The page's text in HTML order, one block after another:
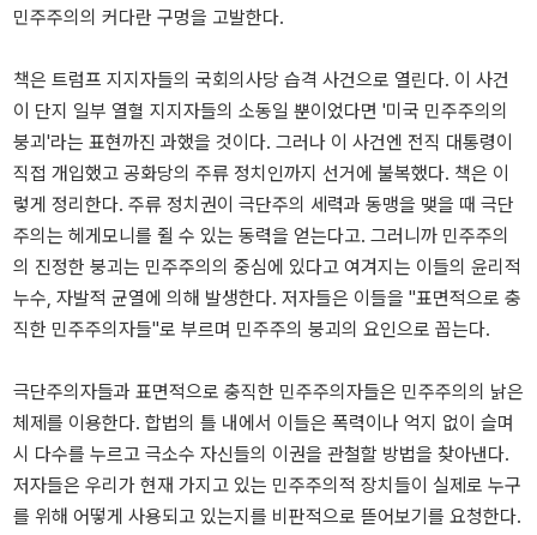
민주주의의 커다란 구멍을 고발한다.
책은 트럼프 지지자들의 국회의사당 습격 사건으로 열린다. 이 사건
이 단지 일부 열혈 지지자들의 소동일 뿐이었다면 '미국 민주주의의
붕괴'라는 표현까진 과했을 것이다. 그러나 이 사건엔 전직 대통령이
직접 개입했고 공화당의 주류 정치인까지 선거에 불복했다. 책은 이
렇게 정리한다. 주류 정치권이 극단주의 세력과 동맹을 맺을 때 극단
주의는 헤게모니를 쥘 수 있는 동력을 얻는다고. 그러니까 민주주의
의 진정한 붕괴는 민주주의의 중심에 있다고 여겨지는 이들의 윤리적
누수, 자발적 균열에 의해 발생한다. 저자들은 이들을 "표면적으로 충
직한 민주주의자들"로 부르며 민주주의 붕괴의 요인으로 꼽는다.
극단주의자들과 표면적으로 충직한 민주주의자들은 민주주의의 낡은
체제를 이용한다. 합법의 틀 내에서 이들은 폭력이나 억지 없이 슬며
시 다수를 누르고 극소수 자신들의 이권을 관철할 방법을 찾아낸다.
저자들은 우리가 현재 가지고 있는 민주주의적 장치들이 실제로 누구
를 위해 어떻게 사용되고 있는지를 비판적으로 뜯어보기를 요청한다.